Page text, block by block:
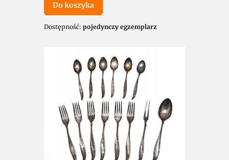
Do koszyka
Dostępność: pojedynczy egzemplarz